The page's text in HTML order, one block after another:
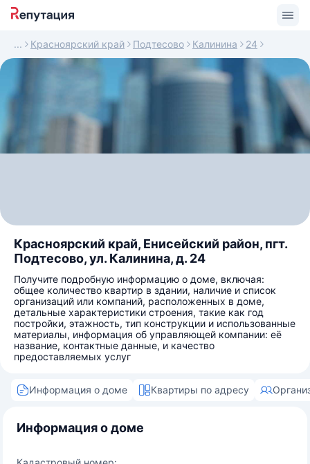
Красноярский край Подтесово Калинина 24
Красноярский край, Енисейский район, пгт.
Подтесово, ул. Калинина, д. 24
Получите подробную информацию о доме, включая:
общее количество квартир в здании, наличие и список
организаций или компаний, расположенных в доме,
детальные характеристики строения, такие как год
постройки, этажность, тип конструкции и использованные
материалы, информация об управляющей компании: её
название, контактные данные, и качество
предоставляемых услуг
Информация о доме Квартиры по адресу
Информация о доме